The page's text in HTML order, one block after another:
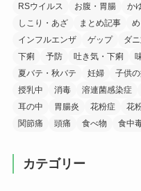
RSウイルス お腹・胃腸 か
しこり・あざ
まとめ記事
インフルエンザ
ゲップ ダ
下痢
予防 吐き気・下痢
夏バテ・秋バテ
妊婦 子供
授乳中
消毒 溶連菌感染症
耳の中
胃腸炎 花粉症 花
関節痛
頭痛 食べ物 食中
カテゴリー